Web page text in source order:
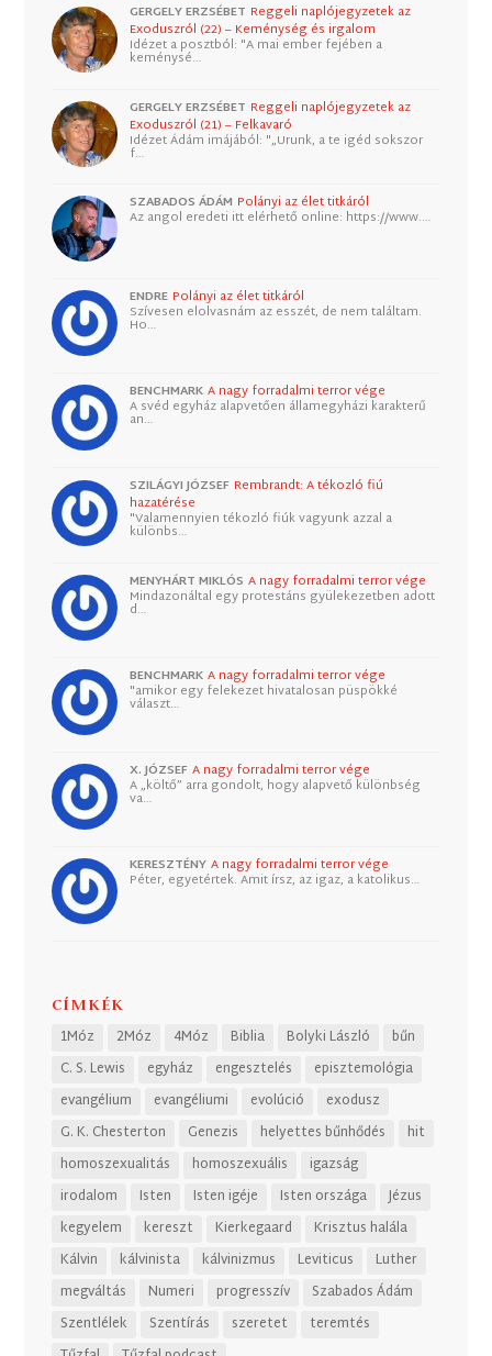
GERGELY ERZSÉBET Reggeli naplójegyzetek az
Exoduszról (22) – Keménység és irgalom
Idézet a posztból: "A mai ember fejében a
keménysé…
GERGELY ERZSÉBET Reggeli naplójegyzetek az
Exoduszról (21) – Felkavaró
Idézet Ádám imájából: "„Urunk, a te igéd sokszor
f…
SZABADOS ÁDÁM Polányi az élet titkáról
Az angol eredeti itt elérhető online: https://www.…
ENDRE Polányi az élet titkáról
Szívesen elolvasnám az esszét, de nem találtam.
Ho…
BENCHMARK A nagy forradalmi terror vége
A svéd egyház alapvetően államegyházi karakterű
an…
SZILÁGYI JÓZSEF Rembrandt: A tékozló fiú
hazatérése
"Valamennyien tékozló fiúk vagyunk azzal a
különbs…
MENYHÁRT MIKLÓS A nagy forradalmi terror vége
Mindazonáltal egy protestáns gyülekezetben adott
d…
BENCHMARK A nagy forradalmi terror vége
"amikor egy felekezet hivatalosan püspökké
választ…
X. JÓZSEF A nagy forradalmi terror vége
A „költő” arra gondolt, hogy alapvető különbség
va…
KERESZTÉNY A nagy forradalmi terror vége
Péter, egyetértek. Amit írsz, az igaz, a katolikus…
CÍMKÉK
1Móz 2Móz 4Móz Biblia Bolyki László
bűn
C. S. Lewis
egyház engesztelés
episztemológia
evangélium
evangéliumi evolúció
exodusz
G. K. Chesterton
Genezis helyettes bűnhődés
hit
homoszexualitás
homoszexuális
igazság
irodalom
Isten Isten igéje Isten országa
Jézus
kegyelem
kereszt Kierkegaard
Krisztus halála
Kálvin
kálvinista kálvinizmus Leviticus
Luther
megváltás
Numeri progresszív
Szabados Ádám
Szentlélek
Szentírás szeretet
teremtés